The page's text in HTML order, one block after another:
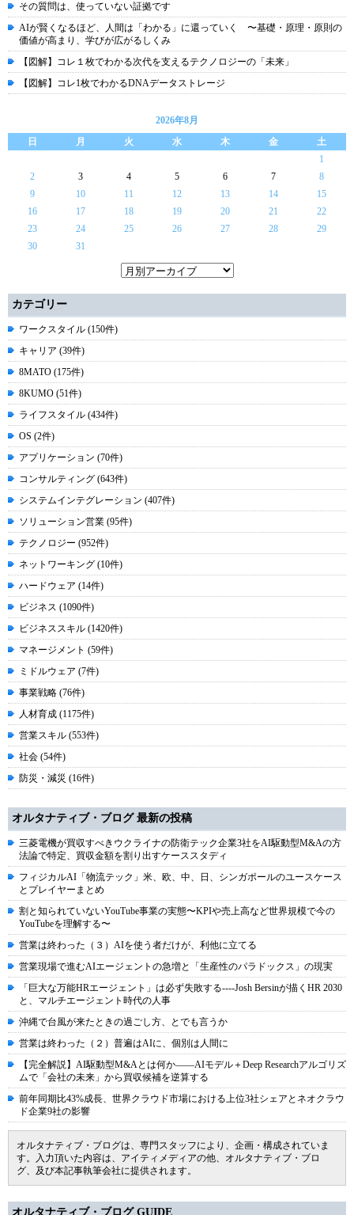
その質問は、使っていない証拠です
AIが賢くなるほど、人間は「わかる」に還っていく 〜基礎・原理・原則の
価値が高まり、学びが広がるしくみ
【図解】コレ１枚でわかる次代を支えるテクノロジーの「未来」
【図解】コレ1枚でわかるDNAデータストレージ
2026年8月
日
月 火 水 木 金
土
1
2
3 4 5 6 7
8
9
10 11 12 13 14
15
16
17 18 19 20 21
22
23
24 25 26 27 28
29
30
31
カテゴリー
ワークスタイル (150件)
キャリア (39件)
8MATO (175件)
8KUMO (51件)
ライフスタイル (434件)
OS (2件)
アプリケーション (70件)
コンサルティング (643件)
システムインテグレーション (407件)
ソリューション営業 (95件)
テクノロジー (952件)
ネットワーキング (10件)
ハードウェア (14件)
ビジネス (1090件)
ビジネススキル (1420件)
マネージメント (59件)
ミドルウェア (7件)
事業戦略 (76件)
人材育成 (1175件)
営業スキル (553件)
社会 (54件)
防災・減災 (16件)
オルタナティブ・ブログ 最新の投稿
三菱電機が買収すべきウクライナの防衛テック企業3社をAI駆動型M&Aの方
法論で特定、買収金額を割り出すケーススタディ
フィジカルAI「物流テック」米、欧、中、日、シンガポールのユースケース
とプレイヤーまとめ
割と知られていないYouTube事業の実態〜KPIや売上高など世界規模で今の
YouTubeを理解する〜
営業は終わった（３）AIを使う者だけが、利他に立てる
営業現場で進むAIエージェントの急増と「生産性のパラドックス」の現実
「巨大な万能HRエージェント」は必ず失敗する----Josh Bersinが描くHR 2030
と、マルチエージェント時代の人事
沖縄で台風が来たときの過ごし方、とでも言うか
営業は終わった（２）普遍はAIに、個別は人間に
【完全解説】AI駆動型M&Aとは何か――AIモデル＋Deep Researchアルゴリズ
ムで「会社の未来」から買収候補を逆算する
前年同期比43%成長、世界クラウド市場における上位3社シェアとネオクラウ
ド企業9社の影響
オルタナティブ・ブログは、専門スタッフにより、企画・構成されていま
す。入力頂いた内容は、アイティメディアの他、オルタナティブ・ブロ
グ、及び本記事執筆会社に提供されます。
オルタナティブ・ブログ GUIDE